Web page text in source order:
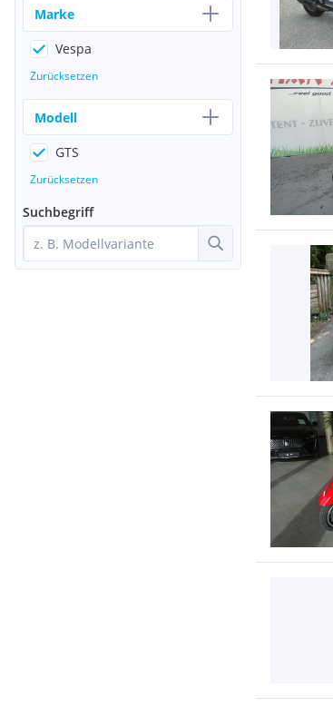
Marke
Vespa
Zurücksetzen
Modell
GTS
Zurücksetzen
Suchbegriff